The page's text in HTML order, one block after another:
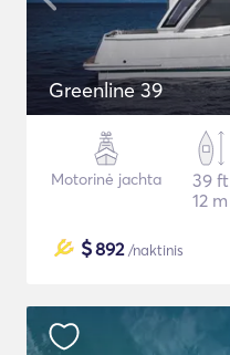
Greenline 39
Motorinė jachta
39 ft
12 m
$892/naktinis